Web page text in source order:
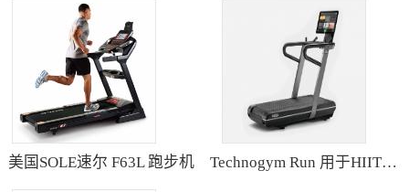
美国SOLE速尔 F63L 跑步机 Technogym Run 用于HIIT训练的跑步机